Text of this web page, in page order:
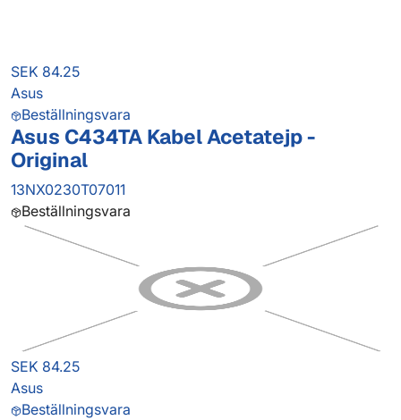
SEK 84.25
Asus
Beställningsvara
Asus C434TA Kabel Acetatejp -
Original
13NX0230T07011
Beställningsvara
SEK 84.25
Asus
Beställningsvara